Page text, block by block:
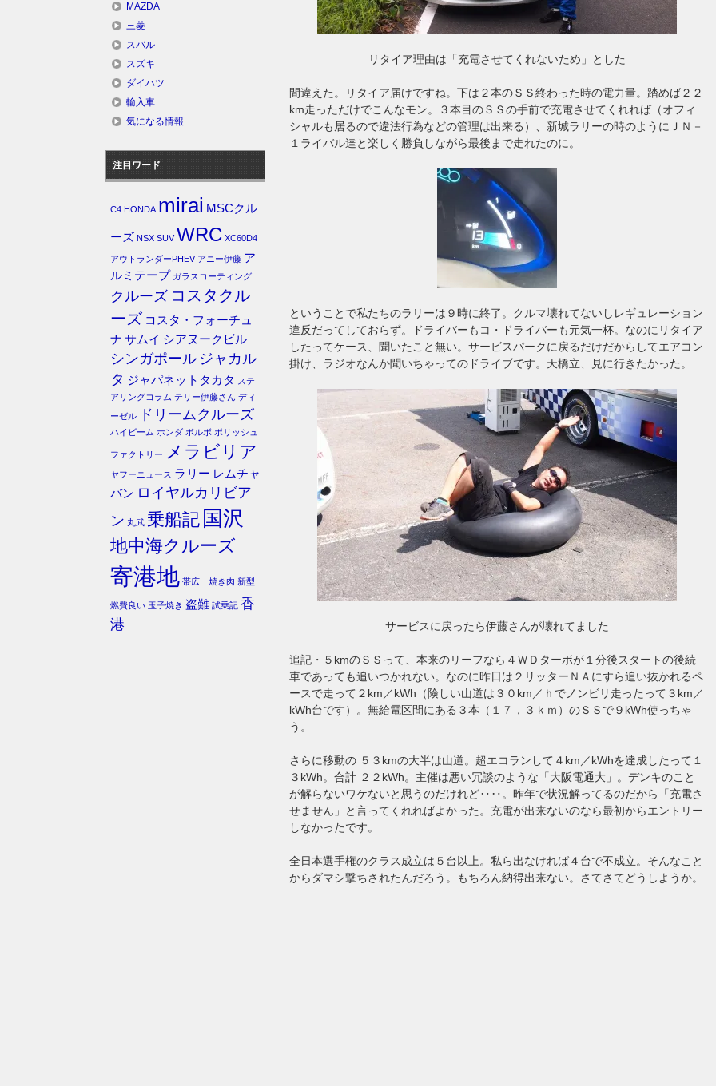
リタイア理由は「充電させてくれないため」とした
間違えた。リタイア届けですね。下は２本のＳＳ終わった時の電力量。踏めば２２
km走っただけでこんなモン。３本目のＳＳの手前で充電させてくれれば（オフィ
シャルも居るので違法行為などの管理は出来る）、新城ラリーの時のようにＪＮ－
１ライバル達と楽しく勝負しながら最後まで走れたのに。
ということで私たちのラリーは９時に終了。クルマ壊れてないしレギュレーション
違反だってしておらず。ドライバーもコ・ドライバーも元気一杯。なのにリタイア
したってケース、聞いたこと無い。サービスパークに戻るだけだからしてエアコン
掛け、ラジオなんか聞いちゃってのドライブです。天橋立、見に行きたかった。
サービスに戻ったら伊藤さんが壊れてました
追記・５kmのＳＳって、本来のリーフなら４ＷＤターボが１分後スタートの後続
車であっても追いつかれない。なのに昨日は２リッターＮＡにすら追い抜かれるペ
ースで走って２km／kWh（険しい山道は３０km／ｈでノンビリ走ったって３km／
kWh台です）。無給電区間にある３本（１７，３ｋｍ）のＳＳで９kWh使っちゃ
う。
さらに移動の ５３kmの大半は山道。超エコランして４km／kWhを達成したって１
３kWh。合計 ２２kWh。主催は悪い冗談のような「大阪電通大」。デンキのこと
が解らないワケないと思うのだけれど‥‥。昨年で状況解ってるのだから「充電さ
せません」と言ってくれればよかった。充電が出来ないのなら最初からエントリー
しなかったです。
全日本選手権のクラス成立は５台以上。私ら出なければ４台で不成立。そんなこと
からダマシ撃ちされたんだろう。もちろん納得出来ない。さてさてどうしようか。
MAZDA
三菱
スバル
スズキ
ダイハツ
輸入車
気になる情報
注目ワード
C4 HONDA mirai MSCクル
ーズ NSX SUV WRC XC60D4
アウトランダーPHEV アニー伊藤 ア
ルミテープ ガラスコーティング
クルーズ コスタクル
ーズ コスタ・フォーチュ
ナ サムイ シアヌークビル
シンガポール ジャカル
タ ジャパネットタカタ ステ
アリングコラム テリー伊藤さん ディ
ーゼル
ドリームクルーズ
ハイビーム ホンダ ボルボ ポリッシュ
ファクトリー メラビリア
ヤフーニュース ラリー レムチャ
バン ロイヤルカリビア
ン 丸武 乗船記 国沢
地中海クルーズ
寄港地 帯広 焼き肉 新型
燃費良い 玉子焼き 盗難 試乗記 香
港